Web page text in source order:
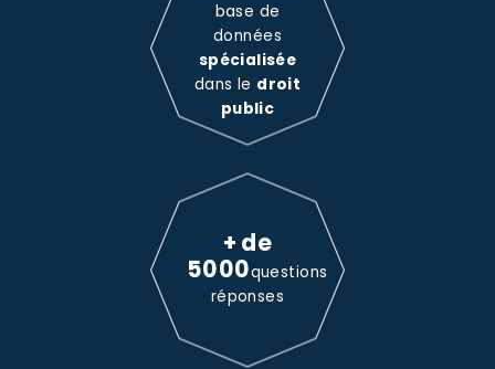
base de
données
spécialisée
dans le droit
public
+ de
5000questions
réponses